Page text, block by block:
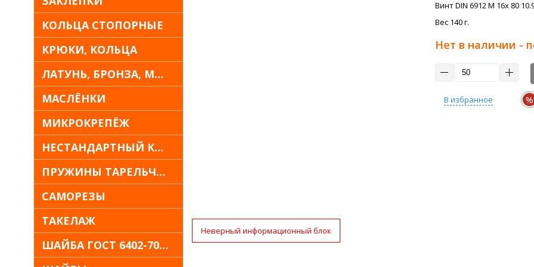
КОЛЬЦА СТОПОРНЫЕ
КРЮКИ, КОЛЬЦА
ЛАТУНЬ, БРОНЗА, МЕДЬ
МАСЛЁНКИ
МИКРОКРЕПЁЖ
НЕСТАНДАРТНЫЙ КРЕПЁЖ
ПРУЖИНЫ ТАРЕЛЬЧАТЫЕ
САМОРЕЗЫ
ТАКЕЛАЖ
ШАЙБА ГОСТ 6402-70 30Х13
Винт DIN 6912 M 16x 80
Вес 140 г.
Нет в наличии -
В избранное %
Неверный информационный блок